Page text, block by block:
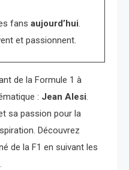
fans aujourd’hui
et passionnent.
de la Formule 1 à
: Jean Alesi
sa passion pour la
Découvrez
de la F1 en suivant les